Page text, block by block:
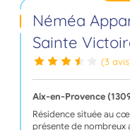
Néméa
Sainte
(3
Aix-en-Provence
Résidence située au
présente de nombreux